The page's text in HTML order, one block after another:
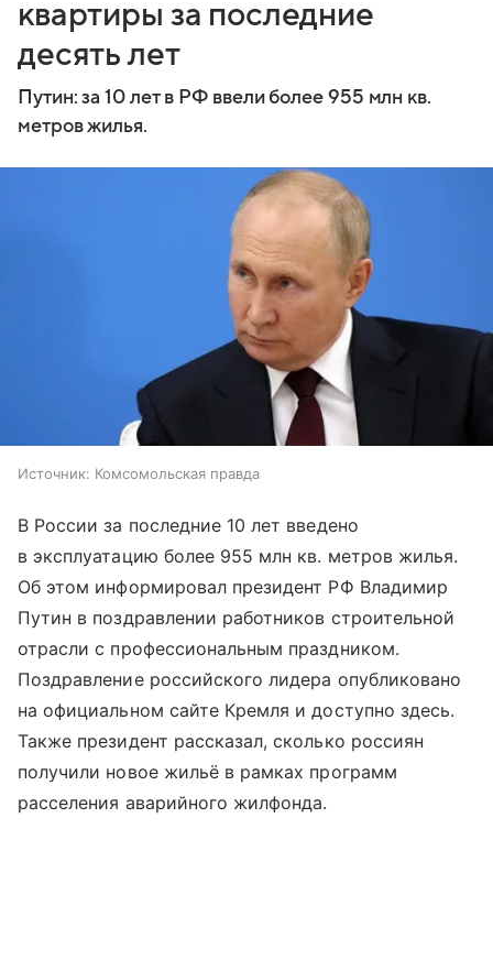
квартиры за последние
десять лет
Путин: за 10 лет в РФ ввели более 955 млн кв.
метров жилья.
Источник: Комсомольская правда
В России за последние 10 лет введено
в эксплуатацию более 955 млн кв. метров жилья.
Об этом информировал президент РФ Владимир
Путин в поздравлении работников строительной
отрасли с профессиональным праздником.
Поздравление российского лидера опубликовано
на официальном сайте Кремля и доступно здесь.
Также президент рассказал, сколько россиян
получили новое жильё в рамках программ
расселения аварийного жилфонда.